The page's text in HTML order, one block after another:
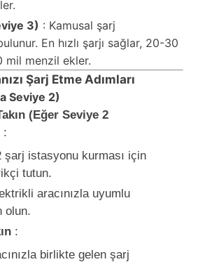
3) : Kamusal şarj
En hızlı şarjı sağlar, 20-30
mil menzil ekler.
Şarj Etme Adımları
Seviye 2)
(Eğer Seviye 2
:
şarj istasyonu kurması için
tutun.
aracınızla uyumlu
olun.
:
birlikte gelen şarj